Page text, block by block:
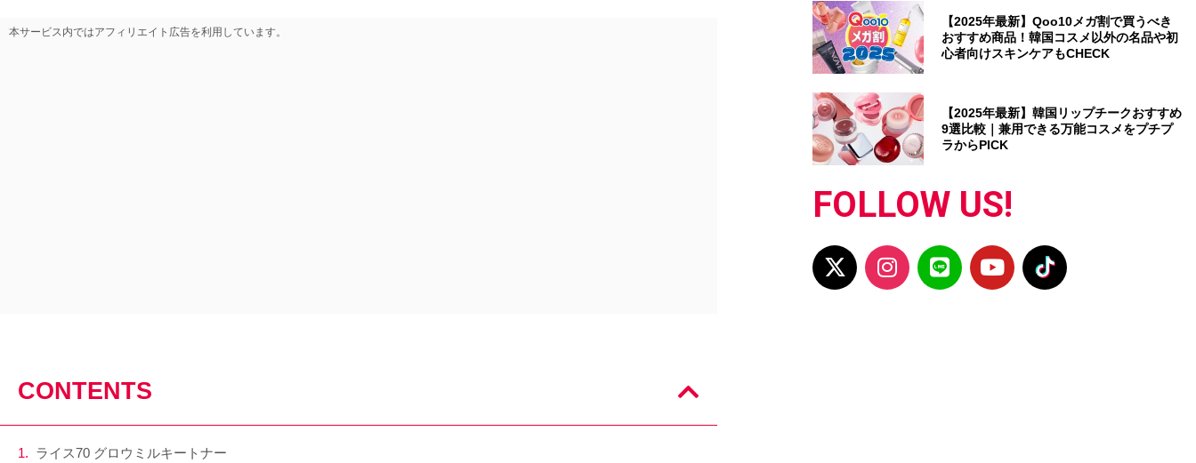
本サービス内ではアフィリエイト広告を利用しています。
CONTENTS
ライス70 グロウミルキートナー
【2025年最新】Qoo10メガ割で買うべき
おすすめ商品！韓国コスメ以外の名品や初
心者向けスキンケアもCHECK
【2025年最新】韓国リップチークおすすめ
9選比較｜兼用できる万能コスメをプチプ
ラからPICK
FOLLOW US!